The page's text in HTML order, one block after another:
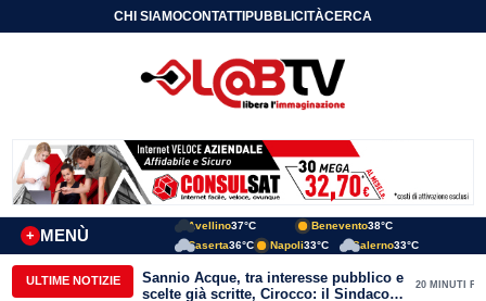
CHI SIAMOCONTATTIPUBBLICITÀCERCA
MENÙ
+
Avellino37°C Benevento38°C
Caserta36°C Napoli33°C Salerno33°C
ULTIME NOTIZIE
Sannio Acque, tra interesse pubblico e
scelte già scritte, Cirocco: il Sindaco
20 MINUTI FA